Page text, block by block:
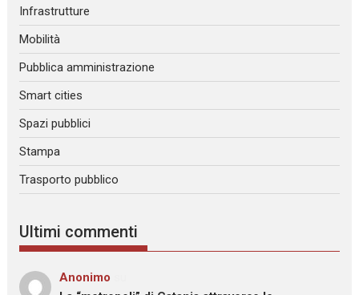
Infrastrutture
Mobilità
Pubblica amministrazione
Smart cities
Spazi pubblici
Stampa
Trasporto pubblico
Ultimi commenti
Anonimo